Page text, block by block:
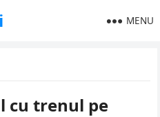
MENU
cu trenul pe